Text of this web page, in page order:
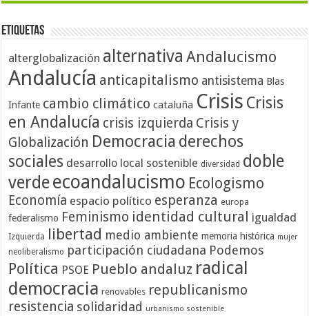
Etiquetas
alterglobalización alternativa Andalucismo
Andalucía anticapitalismo antisistema Blas
Infante cambio climático cataluña Crisis Crisis
en Andalucía crisis izquierda Crisis y
Globalización Democracia derechos
sociales desarrollo local sostenible diversidad doble
verdeecoandalucismo Ecologismo
Economía espacio político esperanza europa
federalismo Feminismo identidad cultural igualdad
Izquierda libertad medio ambiente memoria histórica mujer
neoliberalismo participación ciudadana Podemos
Política PSOE Pueblo andaluz radical
democracia renovables republicanismo
resistencia solidaridad urbanismo sostenible